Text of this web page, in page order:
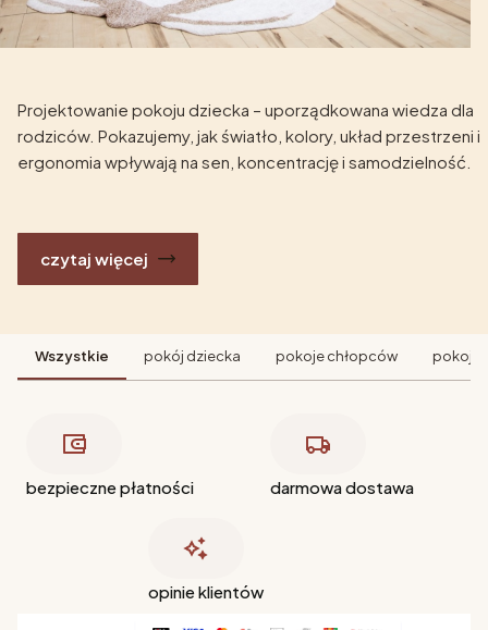
Projektowanie pokoju dziecka – uporządkowana wiedza dla
rodziców. Pokazujemy, jak światło, kolory, układ przestrzeni i
ergonomia wpływają na sen, koncentrację i samodzielność.
czytaj więcej
Wszystkie pokój dziecka pokoje chłopców pokoje
bezpieczne płatności darmowa dostawa
opinie klientów